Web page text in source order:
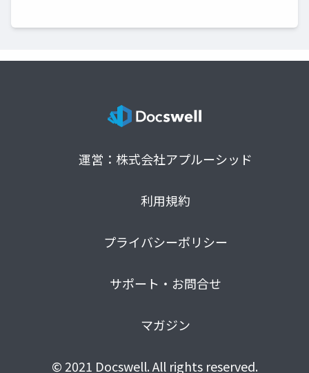
運営：株式会社アプルーシッド
利用規約
プライバシーポリシー
サポート・お問合せ
マガジン
© 2021 Docswell. All rights reserved.